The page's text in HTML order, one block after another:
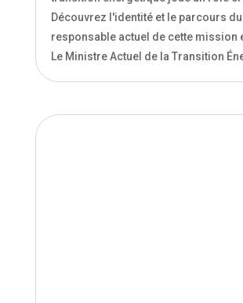
Ministre de la transition
est-il ?
Mai 17, 2024|Environnement
```html À l'avant-garde de la lutte
changement climatique, le ministre